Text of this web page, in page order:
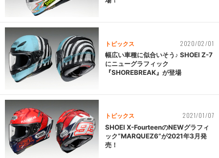
トピックス 2020/02/01
幅広い車種に似合いそう♪ SHOEI Z-7
にニューグラフィック
『SHOREBREAK』が登場
トピックス 2021/01/07
SHOEI X-FourteenのNEWグラフィ
ック“MARQUEZ6”が2021年3月発
売！